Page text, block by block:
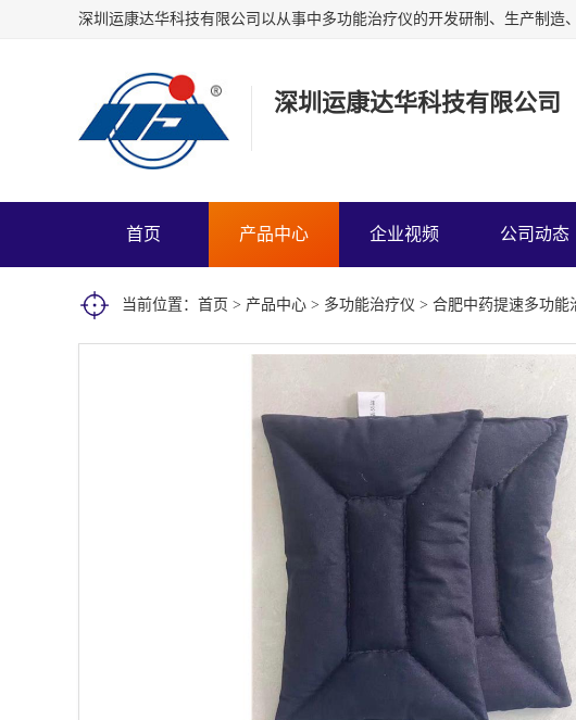
深圳运康达华科技有限公司
首页 产品中心 企业视频 公司动态
当前位置： 首页 > 产品中心 > 多功能治疗仪 > 合肥中药提速多功能